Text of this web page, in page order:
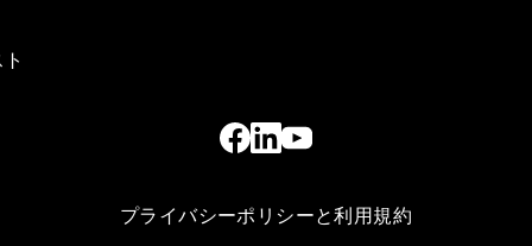
プライバシーポリシーと利用規約